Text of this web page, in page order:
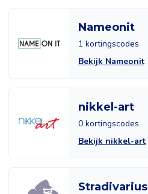
Nameonit
1 kortingscodes
Bekijk Nameonit
nikkel-art
0 kortingscodes
Bekijk nikkel-art
Stradivarius